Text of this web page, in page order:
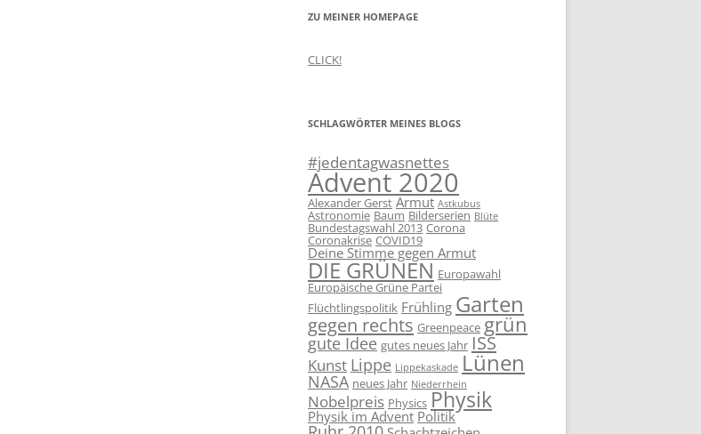
ZU MEINER HOMEPAGE
CLICK!
SCHLAGWÖRTER MEINES BLOGS
#jedentagwasnettes
Advent 2020
Alexander Gerst Armut Astkubus
Astronomie Baum Bilderserien Blüte
Bundestagswahl 2013 Corona
Coronakrise COVID19
Deine Stimme gegen Armut
DIE GRÜNEN Europawahl
Europäische Grüne Partei
Flüchtlingspolitik Frühling Garten
gegen rechts Greenpeace grün
gute Idee gutes neues Jahr ISS
Kunst Lippe Lippekaskade Lünen
NASA neues Jahr Niederrhein
Nobelpreis Physics Physik
Physik im Advent Politik